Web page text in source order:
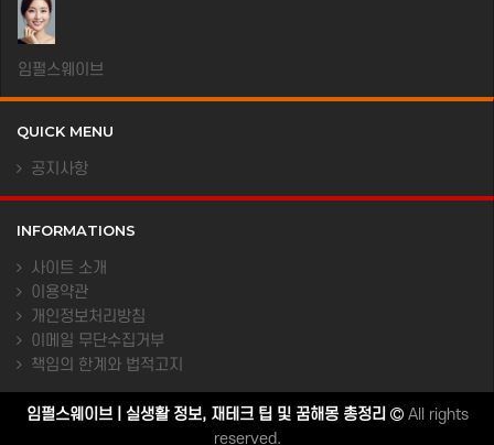
임펄스웨이브
QUICK MENU
공지사항
INFORMATIONS
사이트 소개
이용약관
개인정보처리방침
이메일 무단수집거부
책임의 한계와 법적고지
임펄스웨이브 | 실생활 정보, 재테크 팁 및 꿈해몽 총정리
All rights
reserved.